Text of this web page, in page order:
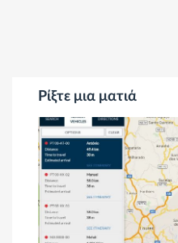
Ρίξτε μια ματιά